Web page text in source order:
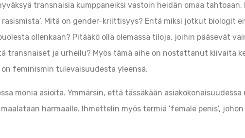
transnaisia kumppaneiksi vastoin heidän omaa tahtoaan.
Mitä on gender-kriittisyys? Entä miksi jotkut biologit
ollenkaan? Pitääkö olla olemassa tiloja, joihin pääsevät
transnaiset ja urheilu? Myös tämä aihe on nostattanut kiivaita
on feminismin tulevaisuudesta yleensä.
monia asioita. Ymmärsin, että tässäkään asiakokonaisuudessa
harmaalle. Ihmettelin myös termiä ’female penis’, johon